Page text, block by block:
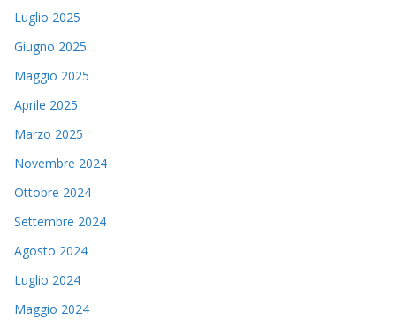
Luglio 2025
Giugno 2025
Maggio 2025
Aprile 2025
Marzo 2025
Novembre 2024
Ottobre 2024
Settembre 2024
Agosto 2024
Luglio 2024
Maggio 2024